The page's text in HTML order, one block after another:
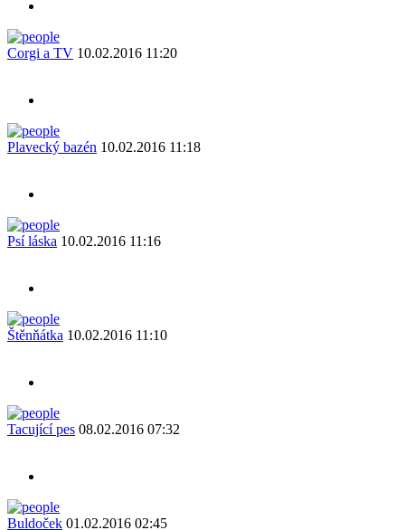
Corgi a TV 10.02.2016 11:20
Plavecký bazén 10.02.2016 11:18
Psí láska 10.02.2016 11:16
Štěnňátka 10.02.2016 11:10
Tacující pes 08.02.2016 07:32
Buldoček 01.02.2016 02:45